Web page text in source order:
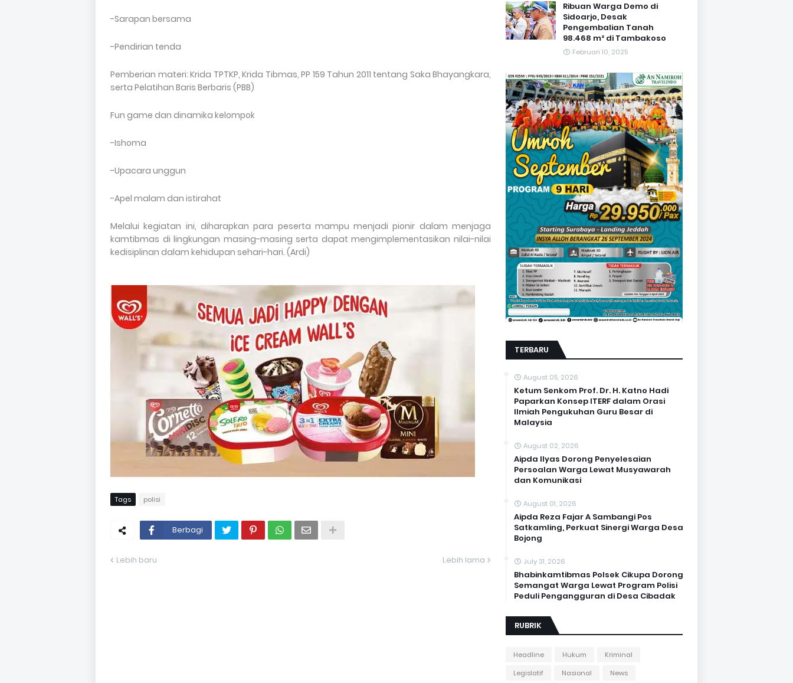
-Sarapan bersama
-Pendirian tenda
Pemberian materi: Krida TPTKP, Krida Tibmas, PP 159 Tahun 2011 tentang Saka Bhayangkara,
serta Pelatihan Baris Berbaris (PBB)
Fun game dan dinamika kelompok
-Ishoma
-Upacara unggun
-Apel malam dan istirahat
Melalui kegiatan ini, diharapkan para peserta mampu menjadi pionir dalam menjaga
kamtibmas di lingkungan masing-masing serta dapat mengimplementasikan nilai-nilai
kedisiplinan dalam kehidupan sehari-hari. (Ardi)
Tags polisi
Berbagi
Lebih baru Lebih lama
Ribuan Warga Demo di
Sidoarjo, Desak
Pengembalian Tanah
98.468 m² di Tambakoso
Februari 10, 2025
TERBARU
August 05, 2026
Ketum Senkom Prof. Dr. H. Katno Hadi
Paparkan Konsep ITERF dalam Orasi
Ilmiah Pengukuhan Guru Besar di
Malaysia
August 02, 2026
Aipda Ilyas Dorong Penyelesaian
Persoalan Warga Lewat Musyawarah
dan Komunikasi
August 01, 2026
Aipda Reza Fajar A Sambangi Pos
Satkamling, Perkuat Sinergi Warga Desa
Bojong
July 31, 2026
Bhabinkamtibmas Polsek Cikupa Dorong
Semangat Warga Lewat Program Polisi
Peduli Pengangguran di Desa Cibadak
RUBRIK
Headline Hukum
Kriminal
Legislatif
Nasional News